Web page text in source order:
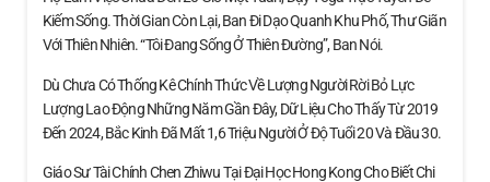
Kiếm Sống. Thời Gian Còn Lại, Ban Đi Dạo Quanh Khu Phố, Thư Giãn
Với Thiên Nhiên. “Tôi Đang Sống Ở Thiên Đường”, Ban Nói.
Dù Chưa Có Thống Kê Chính Thức Về Lượng Người Rời Bỏ Lực
Lượng Lao Động Những Năm Gần Đây, Dữ Liệu Cho Thấy Từ 2019
Đến 2024, Bắc Kinh Đã Mất 1,6 Triệu Người Ở Độ Tuổi 20 Và Đầu 30.
Giáo Sư Tài Chính Chen Zhiwu Tại Đại Học Hong Kong Cho Biết Chi